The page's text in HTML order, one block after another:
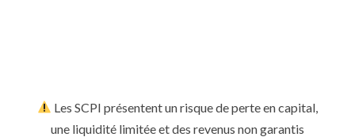
Les SCPI présentent un risque de perte en capital,
une liquidité limitée et des revenus non garantis